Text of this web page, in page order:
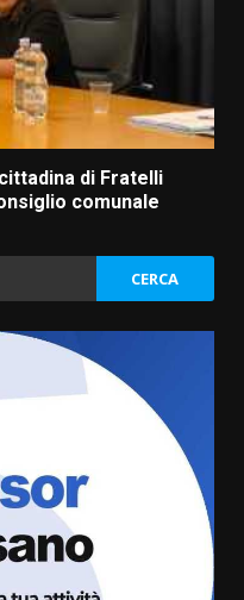
di Fratelli
comunale
coordinatrice
d’Italia,
in Consiglio